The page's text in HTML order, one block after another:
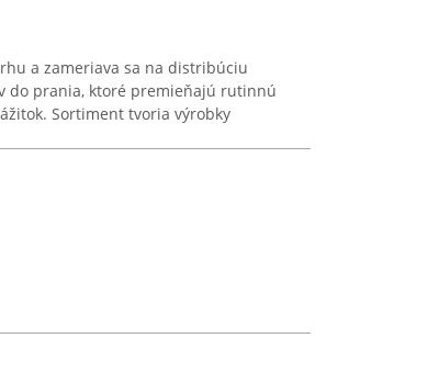
a zameriava sa na distribúciu
do prania, ktoré premieňajú rutinnú
Sortiment tvoria výrobky